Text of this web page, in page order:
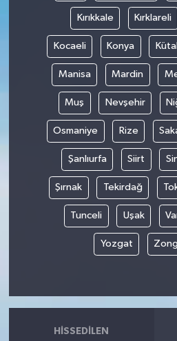
Kırıkkale Kırklareli
Kocaeli Konya
Manisa Mardin
Muş Nevşehir
Osmaniye Rize
Şanlıurfa Siirt
Şırnak Tekirdağ
Tunceli Uşak
Yozgat
HISSEDILEN